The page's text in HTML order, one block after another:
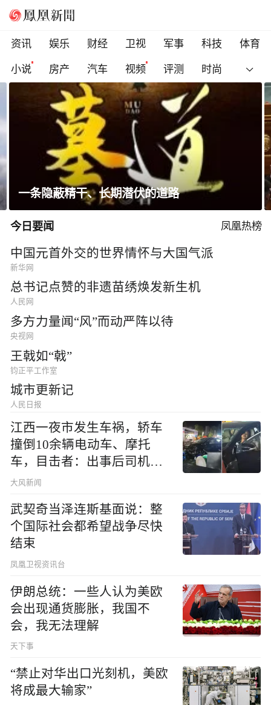
资讯 娱乐 财经 卫视 军事 科技
体育
小说
房产 汽车 视频 评测 时尚
科索沃总理遭反对派议员扔鸡蛋，直播被紧急
切断
今日要闻 凤凰热榜
中国元首外交的世界情怀与大国气派
新华网
总书记点赞的非遗苗绣焕发新生机
人民网
多方力量闻“风”而动严阵以待
央视网
王戟如“戟”
钧正平工作室
城市更新记
人民日报
江西一夜市发生车祸，轿车
撞倒10余辆电动车、摩托
车，目击者：出事后司机一
直坐车里
大风新闻
武契奇当泽连斯基面说：整
个国际社会都希望战争尽快
结束
凤凰卫视资讯台
伊朗总统：一些人认为美欧
会出现通货膨胀，我国不
会，我无法理解
天下事
“禁止对华出口光刻机，美欧
将成最大输家”